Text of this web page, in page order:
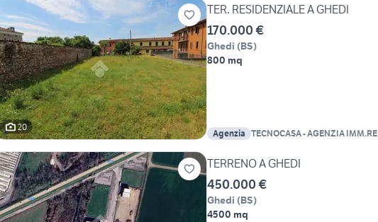
20
TER. RESIDENZIALE A GHEDI
170.000 €
Ghedi (BS)
800 mq
Agenzia TECNOCASA - AGENZIA IMM.RE
TERRENO A GHEDI
450.000 €
Ghedi (BS)
4500 mq